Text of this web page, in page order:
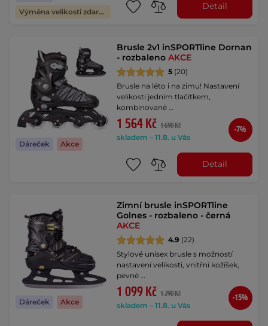
Výměna velikosti zdarma
Detail
Dáreček Akce
Brusle 2v1 inSPORTline Dornan
- rozbalenoAKCE
5 (20)
Brusle na léto i na zimu! Nastavení
velikosti jedním tlačítkem,
kombinované …
1 564 Kč 1 690 Kč
skladem – 11.8. u Vás
-7%
Detail
Dáreček Akce
Zimní brusle inSPORTline
Golnes - rozbaleno - černá
AKCE
4.9 (22)
Stylové unisex brusle s možností
nastavení velikosti, vnitřní kožíšek,
pevné …
1 099 Kč 1 290 Kč
skladem – 11.8. u Vás
-15%